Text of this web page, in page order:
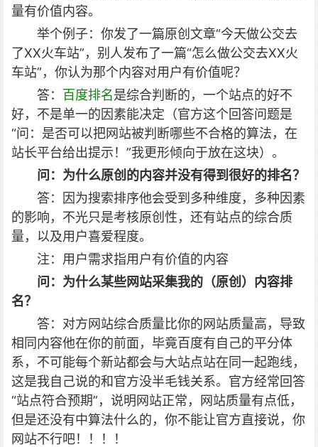
量有价值内容。
举个例子：你发了一篇原创文章“今天做公交去
了XX火车站”，别人发布了一篇“怎么做公交去XX火
车站”，你认为那个内容对用户有价值呢？
答： 百度排名是综合判断的，一个站点的好不
好，不是单一的因素能决定（官方这个回答问题是
“问：是否可以把网站被判断哪些不合格的算法，在
站长平台给出提示！”我更形倾向于放在这块）。
问：为什么原创的内容并没有得到很好的排名？
答：因为搜索排序他会受到多种维度，多种因素
的影响，不光只是考核原创性，还有站点的综合质
量，以及用户喜爱程度。
注：用户需求指用户有价值的内容
问：为什么某些网站采集我的（原创）内容排
名？
答：对方网站综合质量比你的网站质量高，导致
相同内容他在你的前面，毕竟百度有自己的平分体
系，不可能每个新站都会与大站点站在同一起跑线，
这是我自己说的和官方没半毛钱关系。官方经常回答
“站点符合预期”，说明网站正常，网站质量有点低，
但是还没有中算法什么的，你不能让官方直接说，你
网站不行吧！！！！